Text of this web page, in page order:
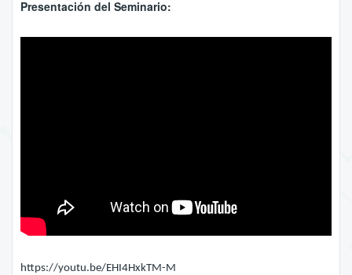
Presentación del Seminario:
https://youtu.be/EHI4HxkTM-M